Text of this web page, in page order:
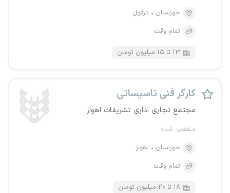
خوزستان
دزفول
تمام وقت
۱۳ تا ۱۵ میلیون تومان
کارگر فنی تاسیساتی
مجتمع تجاری اداری تشریفات اهواز
منقضی شده
خوزستان
اهواز
تمام وقت
۱۸ تا ۲۰ میلیون تومان